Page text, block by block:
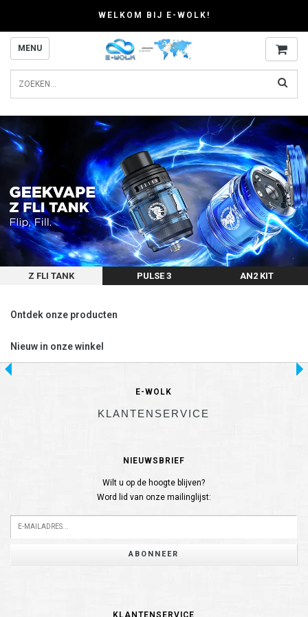
WELKOM BIJ E-WOLK!
MENU
Z FLI TANK PULSE 3 AN2 KIT
Ontdek onze producten
Nieuw in onze winkel
E-WOLK
KLANTENSERVICE
NIEUWSBRIEF
Wilt u op de hoogte blijven?
Word lid van onze mailinglijst:
ABONNEER
KLANTENSERVICE